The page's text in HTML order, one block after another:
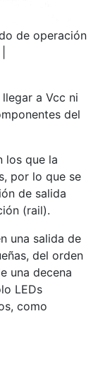
de operación
a Vcc ni
del
los que la
por lo que se
de salida
(rail).
una salida de
del orden
una decena
LEDs
como